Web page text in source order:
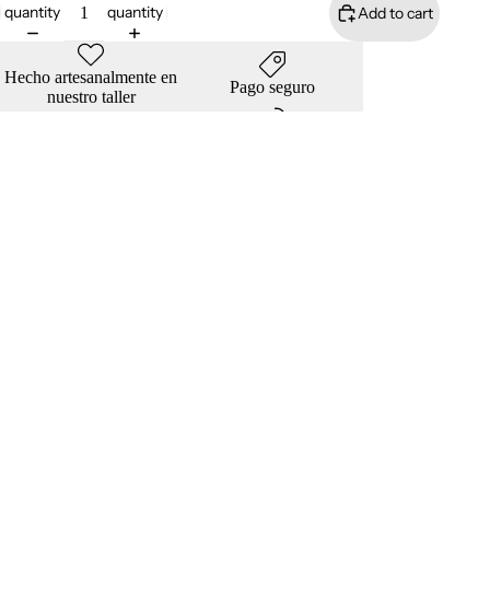
quantity
quantity
Add to cart
Hecho artesanalmente en
nuestro taller
Pago seguro